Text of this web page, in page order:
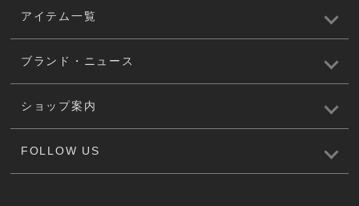
アイテム一覧
ブランド・ニュース
ショップ案内
FOLLOW US